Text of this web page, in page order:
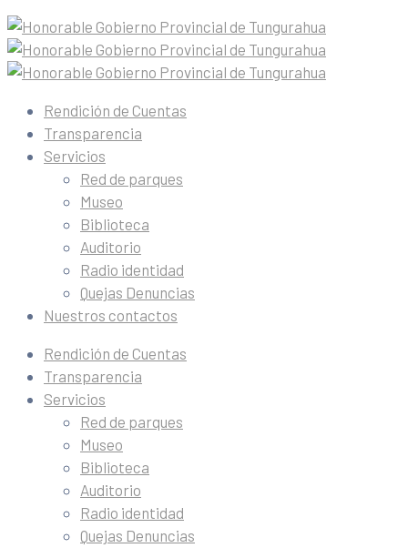
Rendición de Cuentas
Transparencia
Servicios
Red de parques
Museo
Biblioteca
Auditorio
Radio identidad
Quejas Denuncias
Nuestros contactos
Rendición de Cuentas
Transparencia
Servicios
Red de parques
Museo
Biblioteca
Auditorio
Radio identidad
Quejas Denuncias